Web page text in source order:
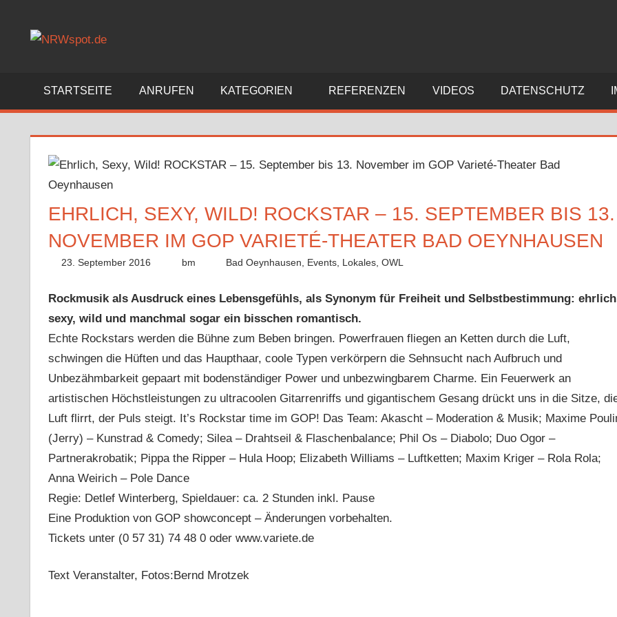
Bewegtes
gezeigt
STARTSEITE ANRUFEN KATEGORIEN REFERENZEN VIDEOS DATENSCHUTZ
EHRLICH, SEXY, WILD! ROCKSTAR – 15. SEPTEMBER BIS 13.
NOVEMBER IM GOP VARIETÉ-THEATER BAD OEYNHAUSEN
23. September 2016 bm Bad Oeynhausen Events Lokales ,OWL
Rockmusik als Ausdruck eines Lebensgefühls, als Synonym für Freiheit und Selbstbestimmung:
sexy, wild und manchmal sogar ein bisschen romantisch.
Echte Rockstars werden die Bühne zum Beben bringen. Powerfrauen fliegen an Ketten durch die Luft,
schwingen die Hüften und das Haupthaar, coole Typen verkörpern die Sehnsucht nach Aufbruch und
Unbezähmbarkeit gepaart mit bodenständiger Power und unbezwingbarem Charme. Ein Feuerwerk an
artistischen Höchstleistungen zu ultracoolen Gitarrenriffs und gigantischem Gesang drückt uns in die Sitze,
Luft flirrt, der Puls steigt. It’s Rockstar time im GOP! Das Team: Akascht – Moderation & Musik; Maxime
(Jerry) – Kunstrad & Comedy; Silea – Drahtseil & Flaschenbalance; Phil Os – Diabolo; Duo Ogor –
Partnerakrobatik; Pippa the Ripper – Hula Hoop; Elizabeth Williams – Luftketten; Maxim Kriger – Rola Rola;
Anna Weirich – Pole Dance
Regie: Detlef Winterberg, Spieldauer: ca. 2 Stunden inkl. Pause
Eine Produktion von GOP showconcept – Änderungen vorbehalten.
Tickets unter (0 57 31) 74 48 0 oder www.variete.de
Text Veranstalter, Fotos:Bernd Mrotzek